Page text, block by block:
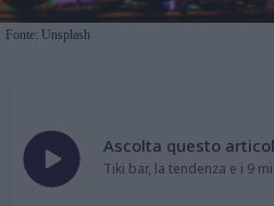
Fonte: Unsplash
Ascolta questo
Tiki bar, la tendenza e i 9